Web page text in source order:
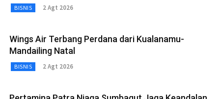
BISNIS 2 Agt 2026
Wings Air Terbang Perdana dari Kualanamu-
Mandailing Natal
BISNIS 2 Agt 2026